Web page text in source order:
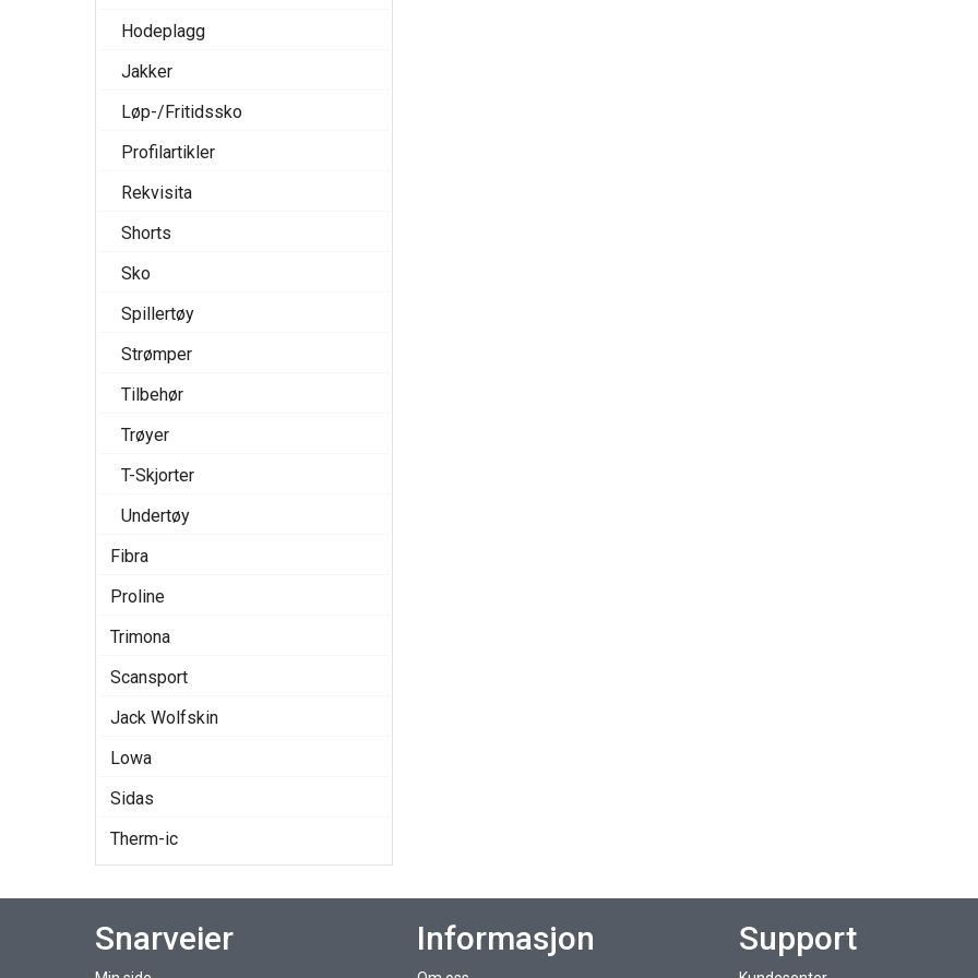
Hodeplagg
Jakker
Løp-/Fritidssko
Profilartikler
Rekvisita
Shorts
Sko
Spillertøy
Strømper
Tilbehør
Trøyer
T-Skjorter
Undertøy
Fibra
Proline
Trimona
Scansport
Jack Wolfskin
Lowa
Sidas
Therm-ic
Snarveier Informasjon Support